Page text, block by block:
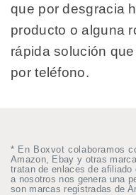
que por desgracia
producto o alguna
rápida solución
por teléfono.
* En Boxvot colaboramos
Amazon, Ebay y otras
tratan de enlaces de afiliado
a nosotros nos genera una
son marcas registradas de